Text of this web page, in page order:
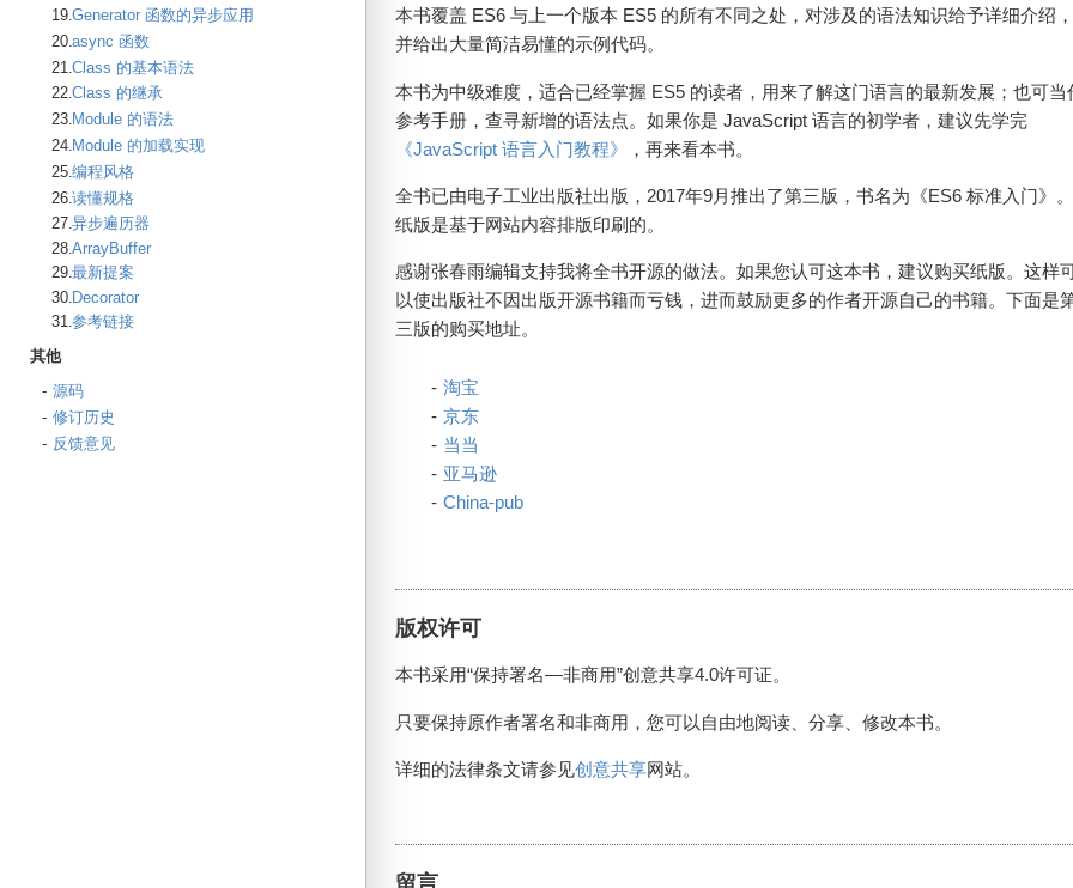
Generator 函数的异步应用
async 函数
Class 的基本语法
Class 的继承
Module 的语法
Module 的加载实现
编程风格
读懂规格
异步遍历器
ArrayBuffer
最新提案
Decorator
参考链接
其他
源码
修订历史
反馈意见
本书覆盖 ES6 与上一个版本 ES5 的所有不同之处，对涉及的语法知识给予详细介绍，
并给出大量简洁易懂的示例代码。
本书为中级难度，适合已经掌握 ES5 的读者，用来了解这门语言的最新发展；也可当
参考手册，查寻新增的语法点。如果你是 JavaScript 语言的初学者，建议先学完
《JavaScript 语言入门教程》
，再来看本书。
全书已由电子工业出版社出版，2017年9月推出了第三版，书名为《ES6 标准入门》。
纸版是基于网站内容排版印刷的。
感谢张春雨编辑支持我将全书开源的做法。如果您认可这本书，建议购买纸版。这样
以使出版社不因出版开源书籍而亏钱，进而鼓励更多的作者开源自己的书籍。下面是
三版的购买地址。
淘宝
京东
当当
亚马逊
China-pub
版权许可
本书采用“保持署名—非商用”创意共享4.0许可证。
只要保持原作者署名和非商用，您可以自由地阅读、分享、修改本书。
详细的法律条文请参见创意共享网站。
留言